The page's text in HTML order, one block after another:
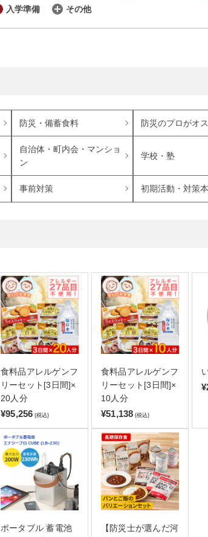
入学準備
その他
防災・備蓄食料 防災のプロがオ
自治体・町内会・マンショ
ン
学校・塾
事前対策 初期活動・対策
食料品アレルゲンフ
リーセット[3日間]×
20人分
¥95,256 (税込)
食料品アレルゲンフ
リーセット[3日間]×
10人分
¥51,138 (税込)
ポータブル 蓄電池
【防災士が選んだ河